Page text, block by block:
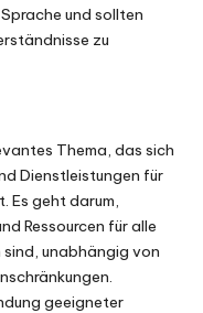
und sollten
zu
Thema, das sich
Dienstleistungen für
Es geht darum,
Ressourcen für alle
unabhängig von
geeigneter